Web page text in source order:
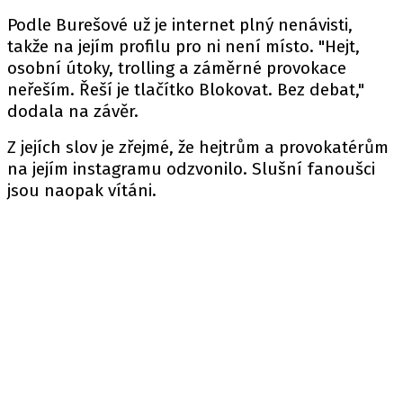
Podle Burešové už je internet plný nenávisti,
takže na jejím profilu pro ni není místo. "Hejt,
osobní útoky, trolling a záměrné provokace
neřeším. Řeší je tlačítko Blokovat. Bez debat,"
dodala na závěr.
Z jejích slov je zřejmé, že hejtrům a provokatérům
na jejím instagramu odzvonilo. Slušní fanoušci
jsou naopak vítáni.